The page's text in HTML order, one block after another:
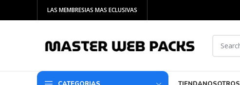
LAS MEMBRESIAS MAS ECLUSIVAS